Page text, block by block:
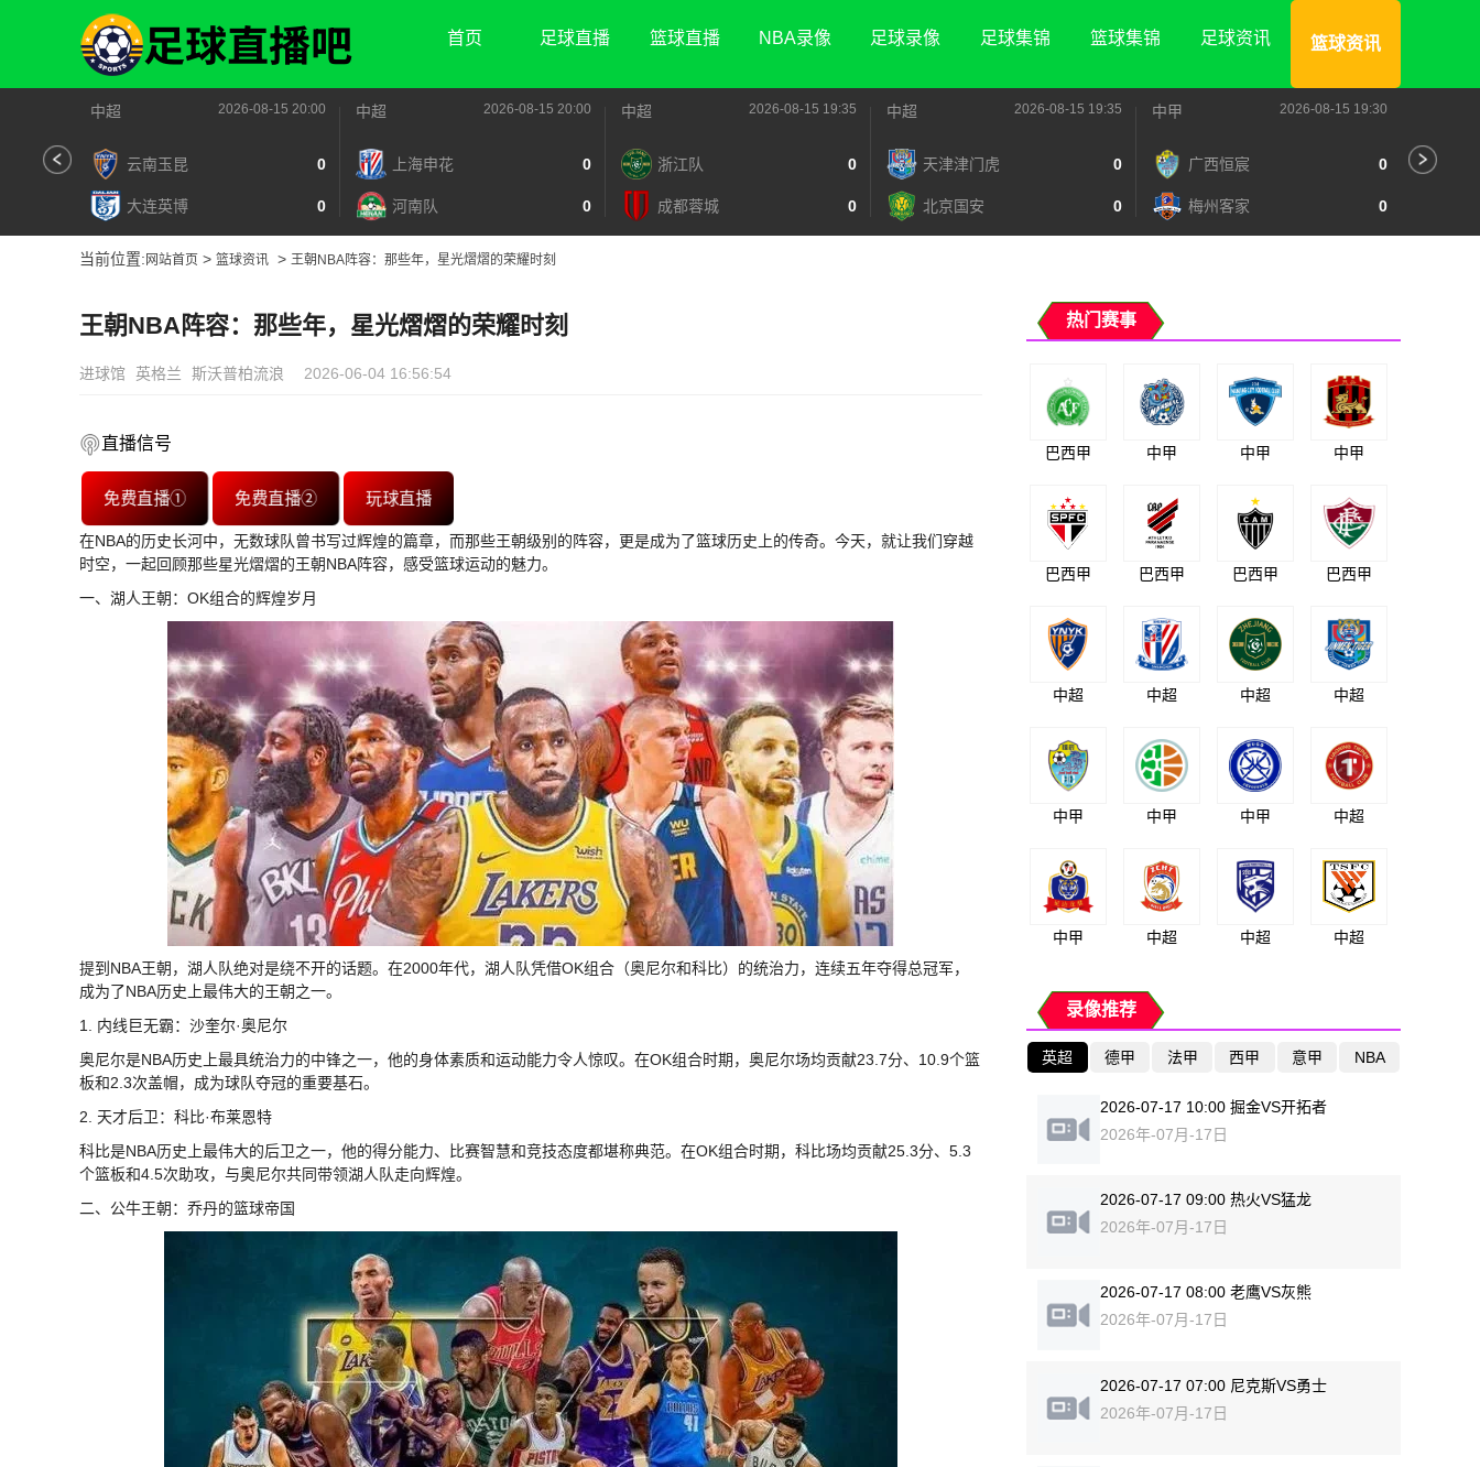
首页 足球直播 篮球直播 NBA录像 足球录像 足球集锦 篮球集锦 足球资讯 篮球资讯
中超 2026-08-15 20:00
云南玉昆 0
大连英博 0
中超 2026-08-15 20:00
上海申花 0
河南队 0
中超 2026-08-15 19:35
浙江队 0
成都蓉城 0
中超 2026-08-15 19:35
天津津门虎 0
北京国安 0
中甲 2026-08-15 19:30
广西恒宸 0
梅州客家 0
当前位置: 网站首页 > 篮球资讯 > 王朝NBA阵容：那些年，星光熠熠的荣耀时刻
王朝NBA阵容：那些年，星光熠熠的荣耀时刻
进球馆 英格兰 斯沃普柏流浪 2026-06-04 16:56:54
直播信号
免费直播① 免费直播② 玩球直播
在NBA的历史长河中，无数球队曾书写过辉煌的篇章，而那些王朝级别的阵容，更是成为了篮球历史上的传奇。今天，就让我们穿越
时空，一起回顾那些星光熠熠的王朝NBA阵容，感受篮球运动的魅力。
一、湖人王朝：OK组合的辉煌岁月
提到NBA王朝，湖人队绝对是绕不开的话题。在2000年代，湖人队凭借OK组合（奥尼尔和科比）的统治力，连续五年夺得总冠军，
成为了NBA历史上最伟大的王朝之一。
1. 内线巨无霸：沙奎尔·奥尼尔
奥尼尔是NBA历史上最具统治力的中锋之一，他的身体素质和运动能力令人惊叹。在OK组合时期，奥尼尔场均贡献23.7分、10.9个篮
板和2.3次盖帽，成为球队夺冠的重要基石。
2. 天才后卫：科比·布莱恩特
科比是NBA历史上最伟大的后卫之一，他的得分能力、比赛智慧和竞技态度都堪称典范。在OK组合时期，科比场均贡献25.3分、5.3
个篮板和4.5次助攻，与奥尼尔共同带领湖人队走向辉煌。
二、公牛王朝：乔丹的篮球帝国
热门赛事
巴西甲 中甲 中甲 中甲
巴西甲 巴西甲 巴西甲 巴西甲
中超 中超 中超 中超
中甲 中甲 中甲 中超
中甲 中超 中超 中超
录像推荐
英超 德甲 法甲 西甲 意甲 NBA
2026-07-17 10:00 掘金VS开拓者
2026年-07月-17日
2026-07-17 09:00 热火VS猛龙
2026年-07月-17日
2026-07-17 08:00 老鹰VS灰熊
2026年-07月-17日
2026-07-17 07:00 尼克斯VS勇士
2026年-07月-17日